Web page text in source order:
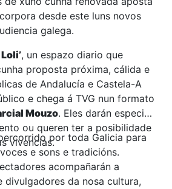
desde este luns novos
galega.
, un espazo diario que
proposta próxima, cálida e
de Andalucía e Castela-A
e chega á TVG nun formato
Mouzo. Eles darán especial
ou queren ter a posibilidade
vivencias.por toda Galicia para
e sons e tradicións.
acompañarán a
da nosa cultura,